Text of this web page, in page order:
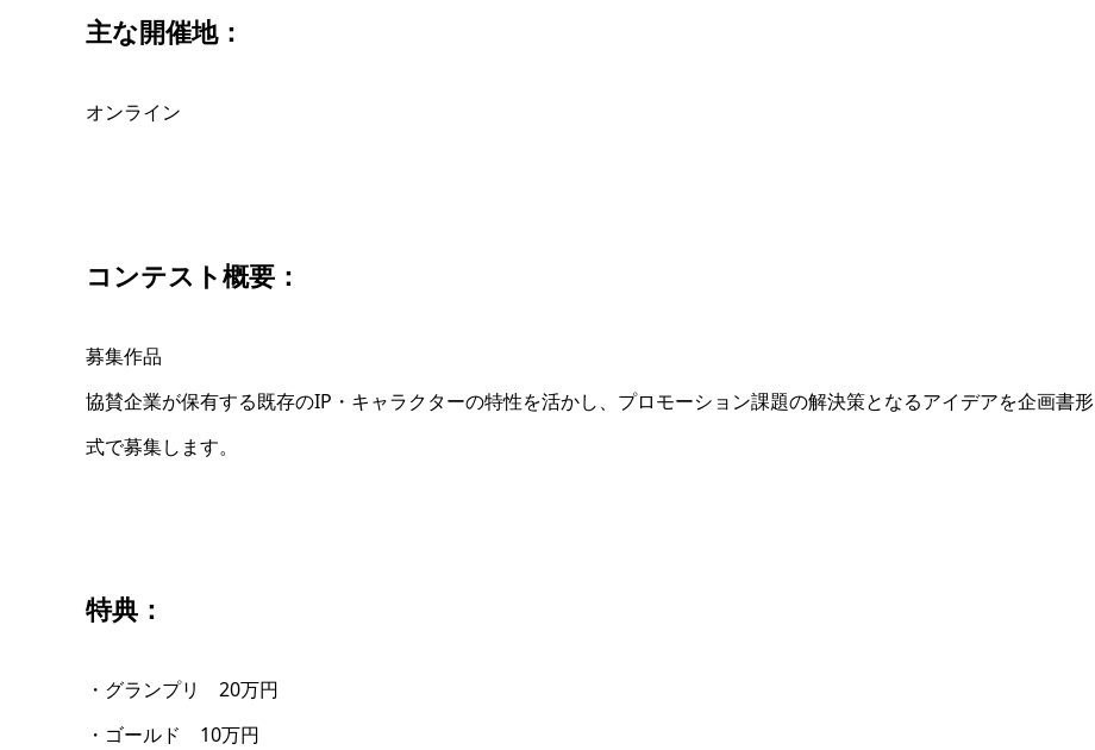
主な開催地：
オンライン
コンテスト概要：
募集作品
協賛企業が保有する既存のIP・キャラクターの特性を活かし、プロモーション課題の解決策となるアイデアを企画書形
式で募集します。
特典：
・グランプリ 20万円
・ゴールド 10万円